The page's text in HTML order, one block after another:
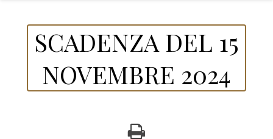
SCADENZA DEL 15
NOVEMBRE 2024